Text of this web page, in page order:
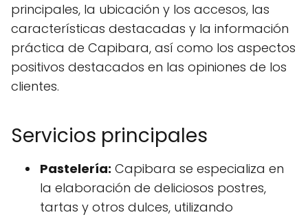
principales, la ubicación y los accesos, las
características destacadas y la información
práctica de Capibara, así como los aspectos
positivos destacados en las opiniones de los
clientes.
Servicios principales
Pastelería: Capibara se especializa en
la elaboración de deliciosos postres,
tartas y otros dulces, utilizando